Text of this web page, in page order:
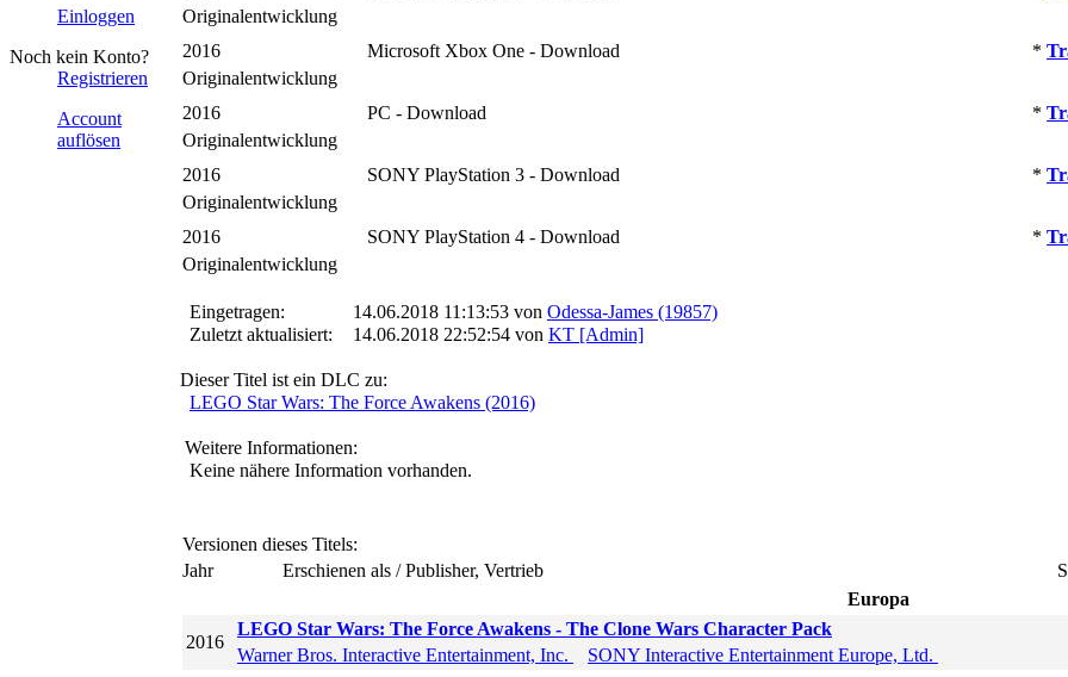
Einloggen
Noch kein Konto?
Registrieren
Account
auflösen
Originalentwicklung
2016
Microsoft Xbox One - Download *
Originalentwicklung
2016
PC - Download *
Originalentwicklung
2016
SONY PlayStation 3 - Download *
Originalentwicklung
2016
SONY PlayStation 4 - Download *
Originalentwicklung
Eingetragen: 14.06.2018 11:13:53 von Odessa-James (19857)
Zuletzt aktualisiert:
14.06.2018 22:52:54 von KT [Admin]
Dieser Titel ist ein DLC zu:
LEGO Star Wars: The Force Awakens (2016)
Weitere Informationen:
Keine nähere Information vorhanden.
Versionen dieses Titels:
Jahr
Erschienen als / Publisher, Vertrieb
Europa
2016
LEGO Star Wars: The Force Awakens - The Clone Wars Character Pack
Warner Bros. Interactive Entertainment, Inc. SONY Interactive Entertainment Europe, Ltd.